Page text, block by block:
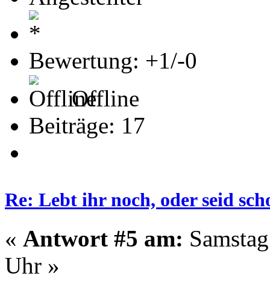
Bewertung: +1/-0
Offline
Beiträge: 17
Re: Lebt ihr noch, oder seid
« Antwort #5 am:
Uhr »